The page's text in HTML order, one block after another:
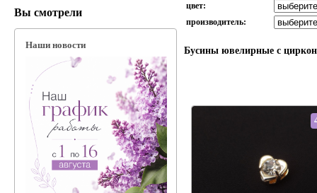
Вы смотрели
Наши новости
цвет:
производитель:
Бусины ювелирные с